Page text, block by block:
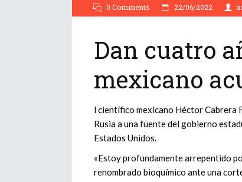
0 Comments 22/06/2022
Dan cuatro
mexicano
l científico mexicano Héctor Cabrera
Rusia a una fuente del gobierno
Estados Unidos.
«Estoy profundamente arrepentido
renombrado bioquímico ante una